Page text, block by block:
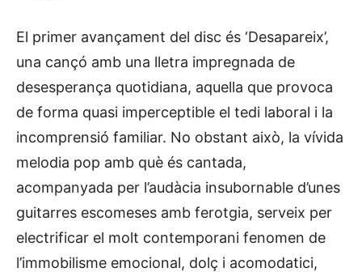
El primer avançament del disc és ‘Desapareix’,
una cançó amb una lletra impregnada de
desesperança quotidiana, aquella que provoca
de forma quasi imperceptible el tedi laboral i la
incomprensió familiar. No obstant això, la vívida
melodia pop amb què és cantada,
acompanyada per l’audàcia insubornable d’unes
guitarres escomeses amb ferotgia, serveix per
electrificar el molt contemporani fenomen de
l’immobilisme emocional, dolç i acomodatici,